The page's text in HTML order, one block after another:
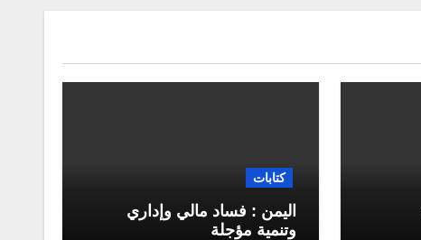
كتابات
اليمن : فساد مالي وإداري
وتنمية مؤجلة